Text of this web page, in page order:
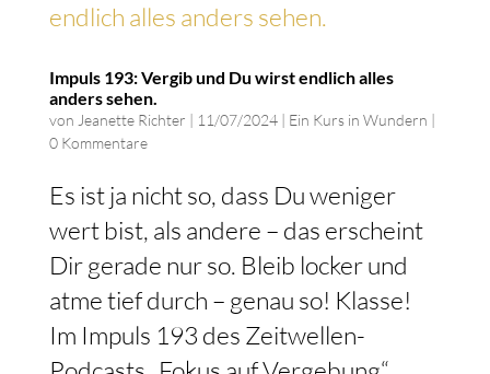
Impuls 193: Vergib und Du wirst endlich alles
anders sehen.
von Jeanette Richter | 11/07/2024| Ein Kurs in Wundern |
0 Kommentare
Es ist ja nicht so, dass Du weniger
wert bist, als andere – das erscheint
Dir gerade nur so. Bleib locker und
atme tief durch – genau so! Klasse!
Im Impuls 193 des Zeitwellen-